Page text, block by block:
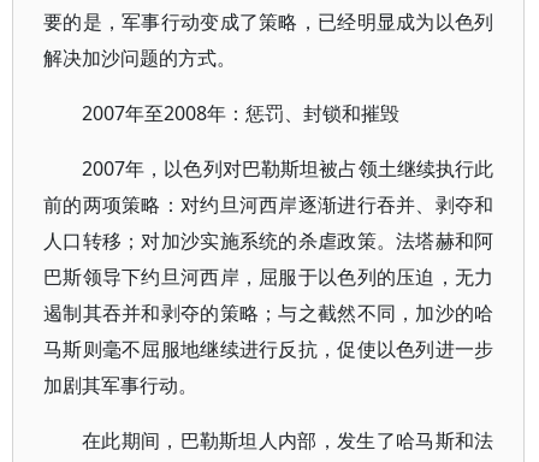
要的是，军事行动变成了策略，已经明显成为以色列
解决加沙问题的方式。
2007年至2008年：惩罚、封锁和摧毁
2007年，以色列对巴勒斯坦被占领土继续执行此
前的两项策略：对约旦河西岸逐渐进行吞并、剥夺和
人口转移；对加沙实施系统的杀虐政策。法塔赫和阿
巴斯领导下约旦河西岸，屈服于以色列的压迫，无力
遏制其吞并和剥夺的策略；与之截然不同，加沙的哈
马斯则毫不屈服地继续进行反抗，促使以色列进一步
加剧其军事行动。
在此期间，巴勒斯坦人内部，发生了哈马斯和法